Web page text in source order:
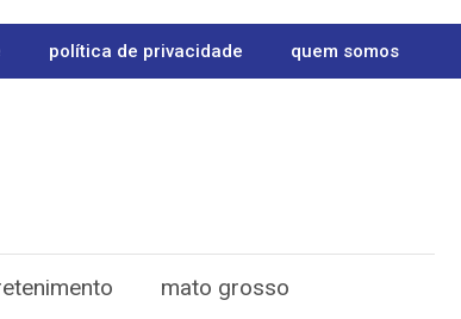
política de privacidade quem somos
mato grosso